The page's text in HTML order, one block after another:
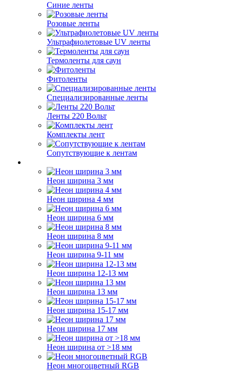
Синие ленты
Розовые ленты
Ультрафиолетовые UV ленты
Термоленты для саун
Фитоленты
Специализированные ленты
Ленты 220 Вольт
Комплекты лент
Сопутствующие к лентам
Неон ширина 3 мм
Неон ширина 4 мм
Неон ширина 6 мм
Неон ширина 8 мм
Неон ширина 9-11 мм
Неон ширина 12-13 мм
Неон ширина 13 мм
Неон ширина 15-17 мм
Неон ширина 17 мм
Неон ширина от >18 мм
Неон многоцветный RGB